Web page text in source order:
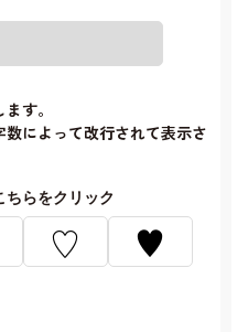
す。
によって改行されて表示さ
ちらをクリック
♡
♥